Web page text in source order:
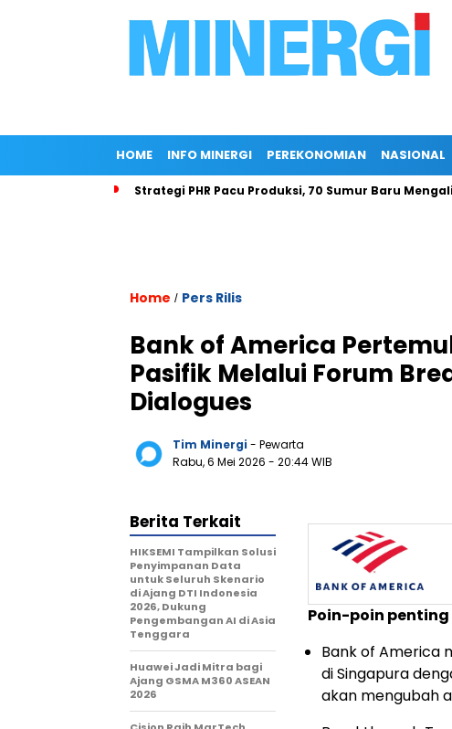
HOME INFO MINERGI PEREKONOMIAN NASIONAL
Strategi PHR Pacu Produksi, 70 Sumur Baru
Home / Pers Rilis
Bank of America
Pasifik Melalui Forum
Dialogues
Tim Minergi - Pewarta
Rabu, 6 Mei 2026 - 20:44 WIB
Poin-poin penting
Bank of America
di Singapura
akan mengubah
Berita Terkait
HIKSEMI Tampilkan Solusi
Penyimpanan Data
untuk Seluruh Skenario
di Ajang DTI Indonesia
2026, Dukung
Pengembangan AI di Asia
Tenggara
Huawei Jadi Mitra bagi
Ajang GSMA M360 ASEAN
2026